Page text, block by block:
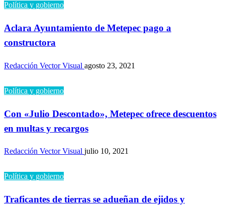
Política y gobierno
Aclara Ayuntamiento de Metepec pago a
constructora
Redacción Vector Visual agosto 23, 2021
Política y gobierno
Con «Julio Descontado», Metepec ofrece descuentos
en multas y recargos
Redacción Vector Visual julio 10, 2021
Política y gobierno
Traficantes de tierras se adueñan de ejidos y